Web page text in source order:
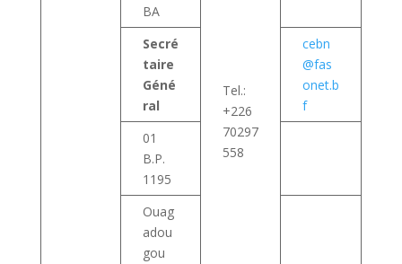
BA
Tel.:
+226
70297
558
Secré
taire
Géné
ral
cebn
@fas
onet.b
f
01
B.P.
1195
Ouag
adou
gou